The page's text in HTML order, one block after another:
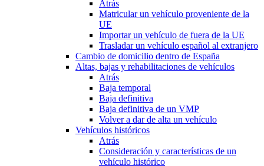
Atrás
Matricular un vehículo proveniente de la
UE
Importar un vehículo de fuera de la UE
Trasladar un vehículo español al extranjero
Cambio de domicilio dentro de España
Altas, bajas y rehabilitaciones de vehículos
Atrás
Baja temporal
Baja definitiva
Baja definitiva de un VMP
Volver a dar de alta un vehículo
Vehículos históricos
Atrás
Consideración y características de un
vehículo histórico